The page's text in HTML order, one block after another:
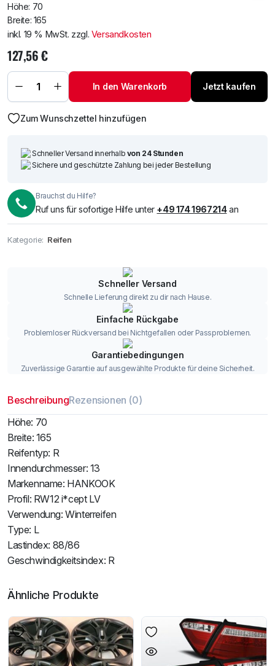
Höhe: 70
Breite: 165
inkl. 19 % MwSt. zzgl. Versandkosten
127,56€
RW12
165/70
R Menge
In den Warenkorb Jetzt kaufen
Zum Wunschzettel hinzufügen
Schneller Versand innerhalb von 24 Stunden
Sichere und geschützte Zahlung bei jeder Bestellung
Brauchst du Hilfe?
Ruf uns für sofortige Hilfe unter +49 174 1967214an
Kategorie: Reifen
Schneller Versand
Schnelle Lieferung direkt zu dir nach Hause.
Einfache Rückgabe
Problemloser Rückversand bei Nichtgefallen oder Passproblemen.
Garantiebedingungen
Zuverlässige Garantie auf ausgewählte Produkte für deine Sicherheit.
BeschreibungRezensionen (0)
Höhe: 70
Breite: 165
Reifentyp: R
Innendurchmesser: 13
Markenname: HANKOOK
Profil: RW12 i*cept LV
Verwendung: Winterreifen
Type: L
Lastindex: 88/86
Geschwindigkeitsindex: R
Ähnliche Produkte